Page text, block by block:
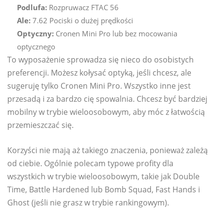
Podlufa: Rozpruwacz FTAC 56
Ale: 7.62 Pociski o dużej prędkości
Optyczny: Cronen Mini Pro lub bez mocowania
optycznego
To wyposażenie sprowadza się nieco do osobistych
preferencji. Możesz kołysać optyką, jeśli chcesz, ale
sugeruję tylko Cronen Mini Pro. Wszystko inne jest
przesadą i za bardzo cię spowalnia. Chcesz być bardziej
mobilny w trybie wieloosobowym, aby móc z łatwością
przemieszczać się.
Korzyści nie mają aż takiego znaczenia, ponieważ zależą
od ciebie. Ogólnie polecam typowe profity dla
wszystkich w trybie wieloosobowym, takie jak Double
Time, Battle Hardened lub Bomb Squad, Fast Hands i
Ghost (jeśli nie grasz w trybie rankingowym).